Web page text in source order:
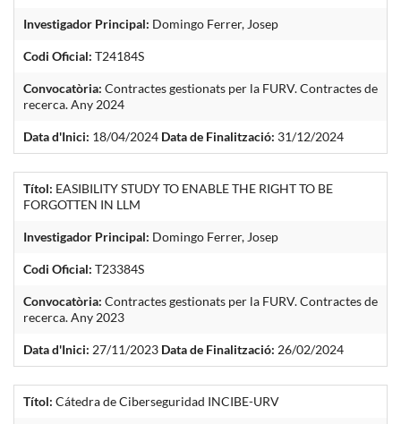
Investigador Principal: Domingo Ferrer, Josep
Codi Oficial: T24184S
Convocatòria: Contractes gestionats per la FURV. Contractes de
recerca. Any 2024
Data d'Inici: 18/04/2024 Data de Finalització: 31/12/2024
Títol: EASIBILITY STUDY TO ENABLE THE RIGHT TO BE
FORGOTTEN IN LLM
Investigador Principal: Domingo Ferrer, Josep
Codi Oficial: T23384S
Convocatòria: Contractes gestionats per la FURV. Contractes de
recerca. Any 2023
Data d'Inici: 27/11/2023 Data de Finalització: 26/02/2024
Títol: Cátedra de Ciberseguridad INCIBE-URV